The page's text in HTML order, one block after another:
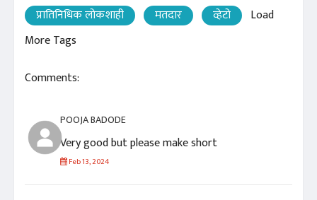
प्रातिनिधिक लोकशाही
मतदार व्हेटो
Load
More Tags
Comments:
POOJA BADODE
Very good but please make short
Feb 13, 2024